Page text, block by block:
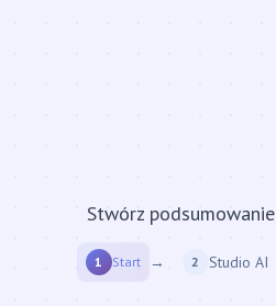
Stwórz podsumowanie
1 Start → 2 Studio AI